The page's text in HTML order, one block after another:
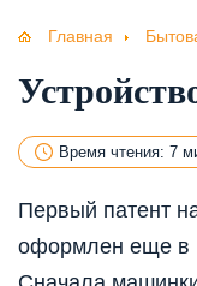
Главная
Время чтения: 7
Первый патент
оформлен еще в